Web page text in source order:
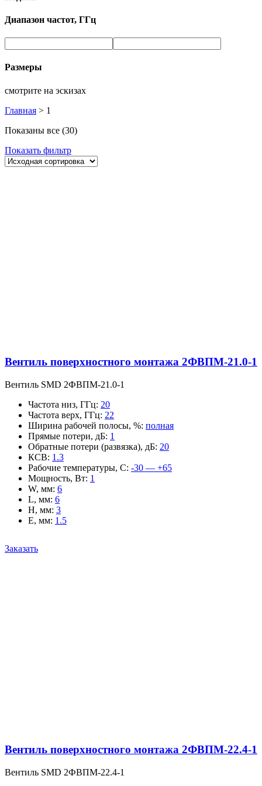
Диапазон частот, ГГц
Размеры
смотрите на эскизах
Главная > 1
Показаны все (30)
Показать фильтр
Вентиль поверхностного монтажа 2ФВПМ-21.0-1
Вентиль SMD 2ФВПМ-21.0-1
Частота низ, ГГц: 20
Частота верх, ГГц: 22
Ширина рабочей полосы, %: полная
Прямые потери, дБ: 1
Обратные потери (развязка), дБ: 20
КСВ: 1.3
Рабочие температуры, С: -30 — +65
Мощность, Вт: 1
W, мм: 6
L, мм: 6
H, мм: 3
E, мм: 1.5
Заказать
Вентиль поверхностного монтажа 2ФВПМ-22.4-1
Вентиль SMD 2ФВПМ-22.4-1